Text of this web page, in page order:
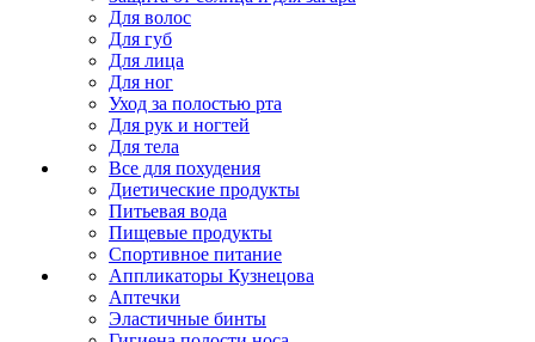
Для волос
Для губ
Для лица
Для ног
Уход за полостью рта
Для рук и ногтей
Для тела
Все для похудения
Диетические продукты
Питьевая вода
Пищевые продукты
Спортивное питание
Аппликаторы Кузнецова
Аптечки
Эластичные бинты